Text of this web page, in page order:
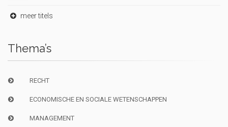
meer titels
Thema’s
RECHT
ECONOMISCHE EN SOCIALE WETENSCHAPPEN
MANAGEMENT